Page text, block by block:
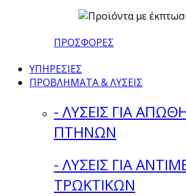
ΠΡΟΣΦΟΡΕΣ
ΥΠΗΡΕΣΙΕΣ
ΠΡΟΒΛΗΜΑΤΑ & ΛΥΣΕΙΣ
- ΛΥΣΕΙΣ ΓΙΑ
ΠΤΗΝΩΝ
- ΛΥΣΕΙΣ ΓΙΑ
ΤΡΩΚΤΙΚΩΝ